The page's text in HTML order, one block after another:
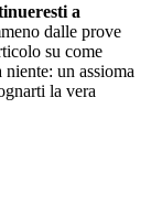
a
dalle prove
su come
un assioma
la vera